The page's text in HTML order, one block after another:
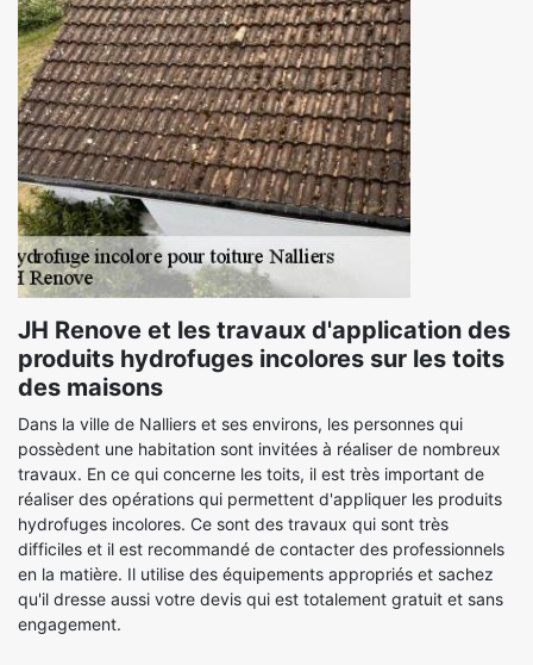
JH Renove et les travaux d'application des
produits hydrofuges incolores sur les toits
des maisons
Dans la ville de Nalliers et ses environs, les personnes qui
possèdent une habitation sont invitées à réaliser de nombreux
travaux. En ce qui concerne les toits, il est très important de
réaliser des opérations qui permettent d'appliquer les produits
hydrofuges incolores. Ce sont des travaux qui sont très
difficiles et il est recommandé de contacter des professionnels
en la matière. Il utilise des équipements appropriés et sachez
qu'il dresse aussi votre devis qui est totalement gratuit et sans
engagement.